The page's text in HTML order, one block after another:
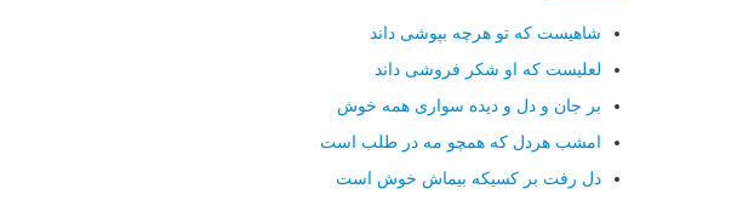
شاهیست که تو هرچه بپوشی داند
لعلیست که او شکر فروشی داند
بر جان و دل و دیده سواری همه خوش
امشب هردل که همچو مه در طلب است
دل رفت بر کسیکه بیماش خوش است